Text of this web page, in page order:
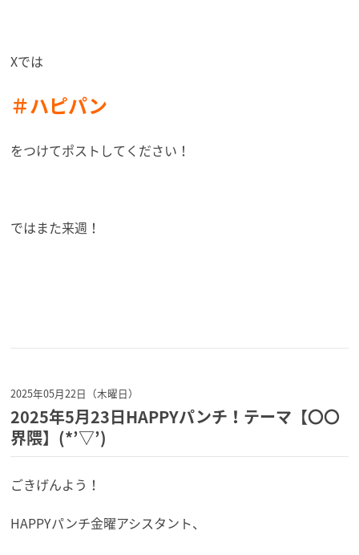
Xでは
＃ハピパン
をつけてポストしてください！
ではまた来週！
2025年05月22日（木曜日）
2025年5月23日HAPPYパンチ！テーマ【〇〇
界隈】(*’▽’)
ごきげんよう！
HAPPYパンチ金曜アシスタント、